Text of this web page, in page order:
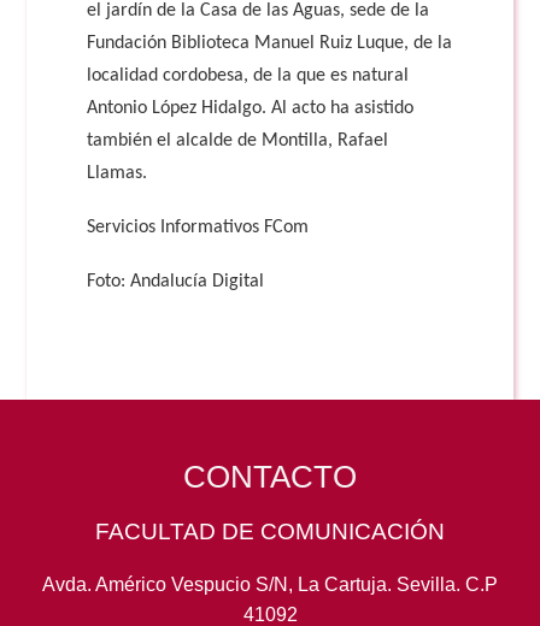
el jardín de la Casa de las Aguas, sede de la
Fundación Biblioteca Manuel Ruiz Luque, de la
localidad cordobesa, de la que es natural
Antonio López Hidalgo. Al acto ha asistido
también el alcalde de Montilla, Rafael
Llamas.
Servicios Informativos FCom
Foto: Andalucía Digital
CONTACTO
FACULTAD DE COMUNICACIÓN
Avda. Américo Vespucio S/N, La Cartuja. Sevilla. C.P
41092